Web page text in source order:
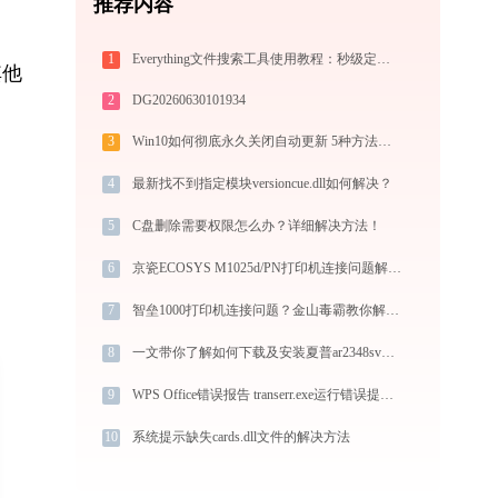
推荐内容
1 Everything文件搜索工具使用教程：秒级定位电脑任意文件的高效搜索神器
2 DG20260630101934
3 Win10如何彻底永久关闭自动更新 5种方法教你永久关闭win10自动更新
4 最新找不到指定模块versioncue.dll如何解决？
5 C盘删除需要权限怎么办？详细解决方法！
6 京瓷ECOSYS M1025d/PN打印机连接问题解决方法 - 金山毒霸
7 智垒1000打印机连接问题？金山毒霸教你解决！
8 一文带你了解如何下载及安装夏普ar2348sv打印机驱动
9 WPS Office错误报告 transerr.exe运行错误提示0xc000000d的解决办法
10 系统提示缺失cards.dll文件的解决方法